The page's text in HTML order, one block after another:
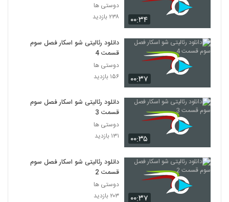
۰۰:۳۴
دوستی ها
۲۳۸ بازدید
۰۰:۳۷
دانلود رئالیتی شو اسکار فصل سوم
قسمت 4
دوستی ها
۱۵۶ بازدید
۰۰:۳۵
دانلود رئالیتی شو اسکار فصل سوم
قسمت 3
دوستی ها
۱۳۱ بازدید
۰۰:۳۷
دانلود رئالیتی شو اسکار فصل سوم
قسمت 2
دوستی ها
۲۰۳ بازدید